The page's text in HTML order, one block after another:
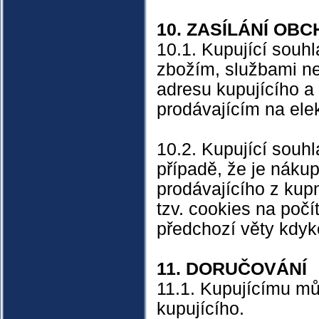
10. ZASÍLÁNÍ
10.1. Kupující
zbožím, službami
adresu kupujícího
prodávajícím na
10.2. Kupující
případě, že je
prodávajícího z
tzv. cookies na
předchozí věty
11. DORUČOVÁNÍ
11.1. Kupujícímu
kupujícího.